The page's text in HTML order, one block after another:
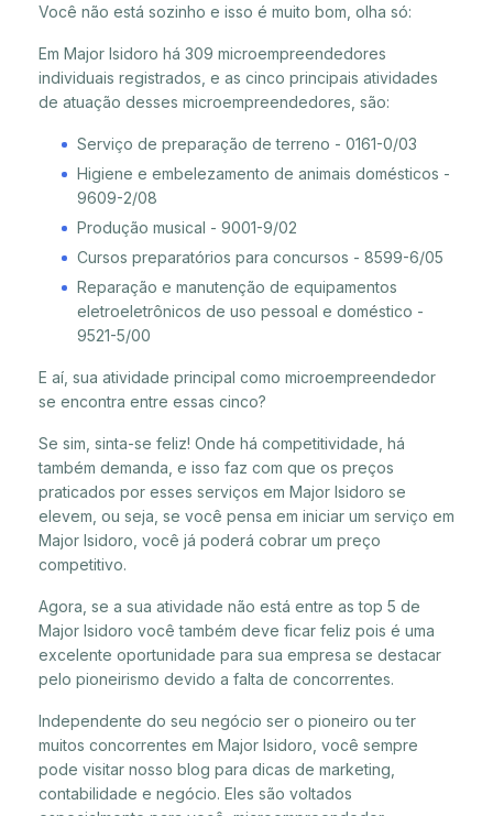
Você não está sozinho e isso é muito bom, olha só:
Em Major Isidoro há 309 microempreendedores
individuais registrados, e as cinco principais atividades
de atuação desses microempreendedores, são:
Serviço de preparação de terreno - 0161-0/03
Higiene e embelezamento de animais domésticos -
9609-2/08
Produção musical - 9001-9/02
Cursos preparatórios para concursos - 8599-6/05
Reparação e manutenção de equipamentos
eletroeletrônicos de uso pessoal e doméstico -
9521-5/00
E aí, sua atividade principal como microempreendedor
se encontra entre essas cinco?
Se sim, sinta-se feliz! Onde há competitividade, há
também demanda, e isso faz com que os preços
praticados por esses serviços em Major Isidoro se
elevem, ou seja, se você pensa em iniciar um serviço em
Major Isidoro, você já poderá cobrar um preço
competitivo.
Agora, se a sua atividade não está entre as top 5 de
Major Isidoro você também deve ficar feliz pois é uma
excelente oportunidade para sua empresa se destacar
pelo pioneirismo devido a falta de concorrentes.
Independente do seu negócio ser o pioneiro ou ter
muitos concorrentes em Major Isidoro, você sempre
pode visitar nosso blog para dicas de marketing,
contabilidade e negócio. Eles são voltados